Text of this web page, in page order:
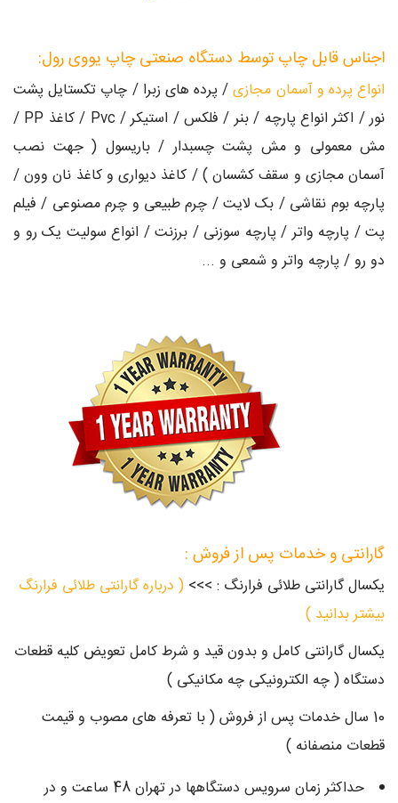
اجناس قابل چاپ توسط دستگاه صنعتی چاپ یووی رول:
انواع پرده و آسمان مجازی/ پرده های زبرا / چاپ تکستایل پشت
نور / اکثر انواع پارچه / بنر / فلکس / استیکر / Pvc / کاغذ PP /
مش معمولی و مش پشت چسبدار / باریسول ( جهت نصب
آسمان مجازی و سقف کشسان ) / کاغذ دیواری و کاغذ نان وون /
پارچه بوم نقاشی / بک لایت / چرم طبیعی و چرم مصنوعی / فیلم
پت / پارچه واتر / پارچه سوزنی / برزنت / انواع سولیت یک رو و
دو رو / پارچه واتر و شمعی و ...
گارانتی و خدمات پس از فروش :
یکسال گارانتی طلائی فرارنگ : >>> ( درباره گارانتی طلائی فرارنگ
بیشتر بدانید )
یکسال گارانتی کامل و بدون قید و شرط کامل تعویض کلیه قطعات
دستگاه ( چه الکترونیکی چه مکانیکی )
10 سال خدمات پس از فروش ( با تعرفه های مصوب و قیمت
قطعات منصفانه )
حداکثر زمان سرويس دستگاهها در تهران 48 ساعت و در